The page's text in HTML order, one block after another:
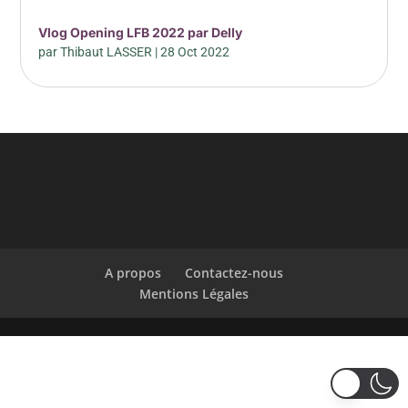
Vlog Opening LFB 2022 par Delly
parThibaut LASSER |28 Oct 2022
A propos
Contactez-nous
Mentions Légales